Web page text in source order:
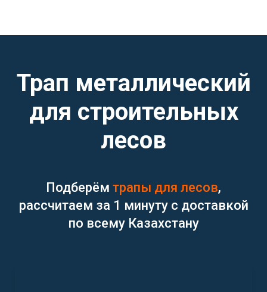
Трап металлический
для строительных
лесов
Подберём трапы для лесов,
рассчитаем за 1 минуту с доставкой
по всему Казахстану